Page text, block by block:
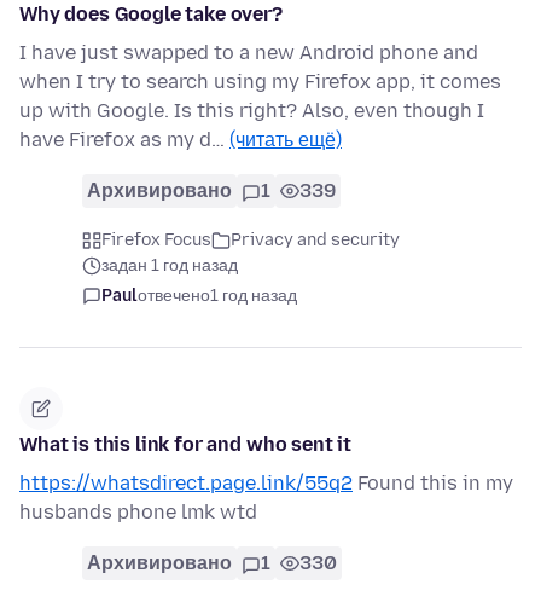
Why does Google take over?
I have just swapped to a new Android phone and
when I try to search using my Firefox app, it comes
up with Google. Is this right? Also, even though I
have Firefox as my d… (читать ещё)
Архивировано 1 339
Firefox Focus
Privacy and security
задан 1 год назад
Paulотвечено1 год назад
What is this link for and who sent it
https://whatsdirect.page.link/55q2 Found this in my
husbands phone lmk wtd
Архивировано 1 330